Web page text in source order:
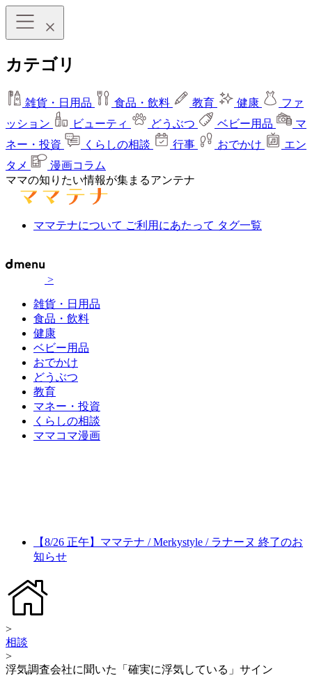
カテゴリ
雑貨・日用品 食品・飲料 教育 健康
ファ
ッション
ビューティ どうぶつ ベビー用品
マ
ネー・投資
くらしの相談 行事 おでかけ
エン
タメ
漫画コラム
ママの知りたい情報が集まるアンテナ
ママテナについて ご利用にあたって タグ一覧
>
雑貨・日用品
食品・飲料
健康
ベビー用品
おでかけ
どうぶつ
教育
マネー・投資
くらしの相談
ママコマ漫画
【8/26 正午】ママテナ / Merkystyle / ラナーヌ 終了のお
知らせ
>
相談
>
浮気調査会社に聞いた「確実に浮気している」サイン